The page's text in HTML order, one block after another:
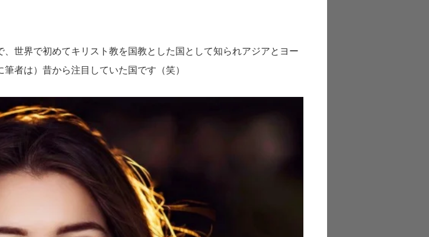
世界で初めてキリスト教を国教とした国として知られアジアとヨー
筆者は）昔から注目していた国です（笑）